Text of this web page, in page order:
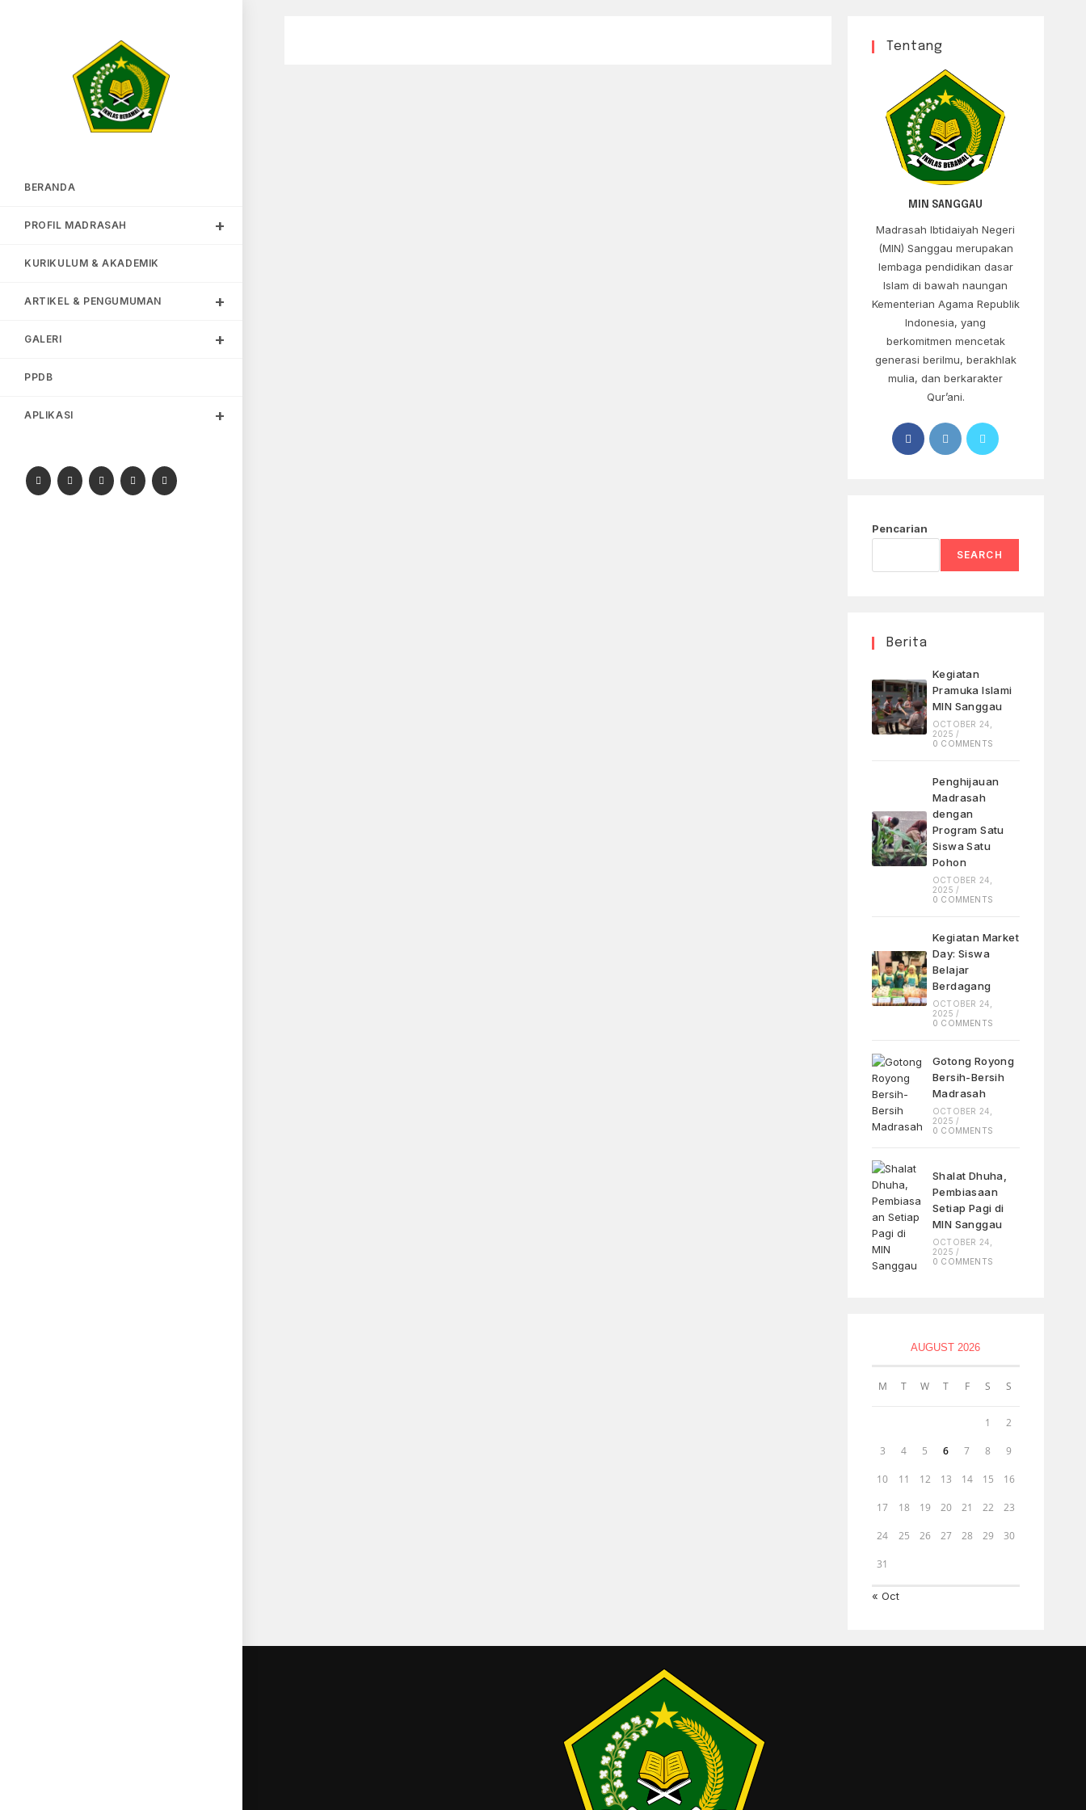
BERANDA
PROFIL MADRASAH
KURIKULUM & AKADEMIK
ARTIKEL & PENGUMUMAN
GALERI
PPDB
APLIKASI
Tentang
MIN SANGGAU
Madrasah Ibtidaiyah Negeri
(MIN) Sanggau merupakan
lembaga pendidikan dasar
Islam di bawah naungan
Kementerian Agama Republik
Indonesia, yang
berkomitmen mencetak
generasi berilmu, berakhlak
mulia, dan berkarakter
Qur’ani.
Pencarian
SEARCH
Berita
Kegiatan
Pramuka Islami
MIN Sanggau
OCTOBER 24,
2025 /
0 COMMENTS
Penghijauan
Madrasah
dengan
Program Satu
Siswa Satu
Pohon
OCTOBER 24,
2025 /
0 COMMENTS
Kegiatan Market
Day: Siswa
Belajar
Berdagang
OCTOBER 24,
2025 /
0 COMMENTS
Gotong Royong
Bersih-Bersih
Madrasah
OCTOBER 24,
2025 /
0 COMMENTS
Shalat Dhuha,
Pembiasaan
Setiap Pagi di
MIN Sanggau
OCTOBER 24,
2025 /
0 COMMENTS
AUGUST 2026
M T W T F S S
1 2
3 4 5 6 7 8 9
10 11 12 13 14 15 16
17 18 19 20 21 22 23
24 25 26 27 28 29 30
31
« Oct